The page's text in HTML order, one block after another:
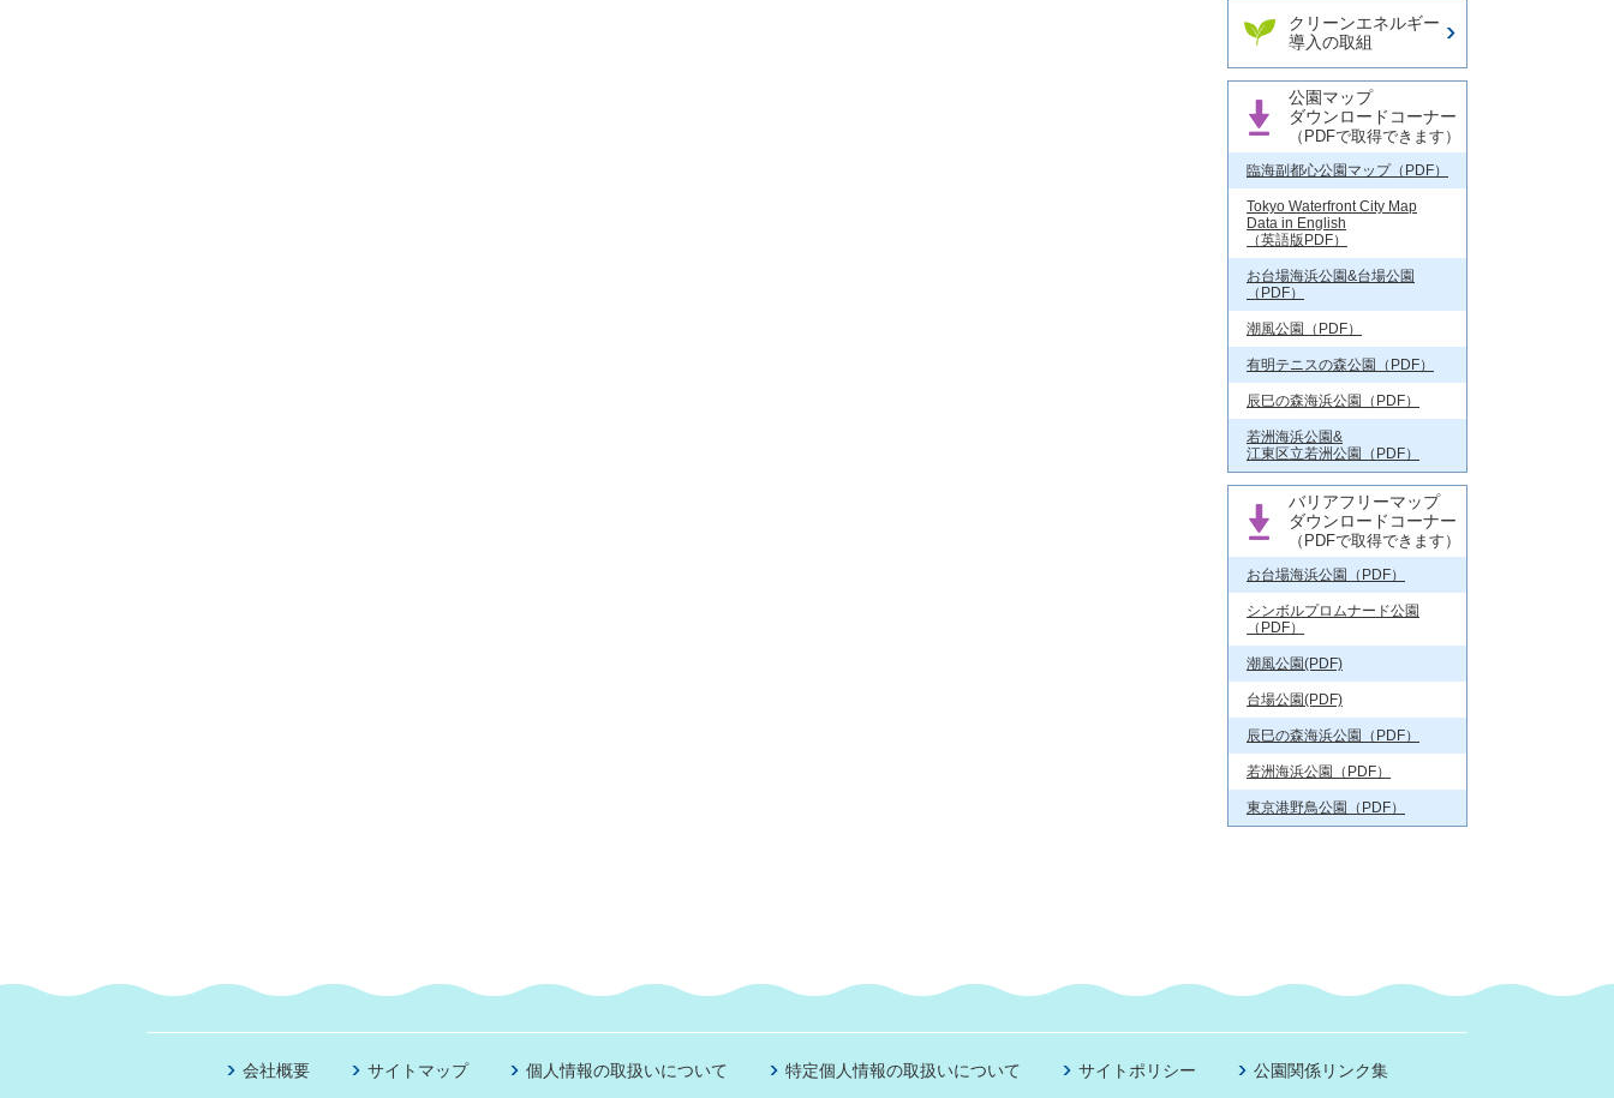
クリーンエネルギー
導入の取組
公園マップ
ダウンロードコーナー
（PDFで取得できます）
臨海副都心公園マップ（PDF）
Tokyo Waterfront City Map
Data in English
（英語版PDF）
お台場海浜公園&台場公園
（PDF）
潮風公園（PDF）
有明テニスの森公園（PDF）
辰巳の森海浜公園（PDF）
若洲海浜公園&
江東区立若洲公園（PDF）
バリアフリーマップ
ダウンロードコーナー
（PDFで取得できます）
お台場海浜公園（PDF）
シンボルプロムナード公園
（PDF）
潮風公園(PDF)
台場公園(PDF)
辰巳の森海浜公園（PDF）
若洲海浜公園（PDF）
東京港野鳥公園（PDF）
会社概要 サイトマップ 個人情報の取扱いについて 特定個人情報の取扱いについて サイトポリシー 公園関係リンク集